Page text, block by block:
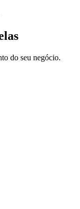
do seu negócio.